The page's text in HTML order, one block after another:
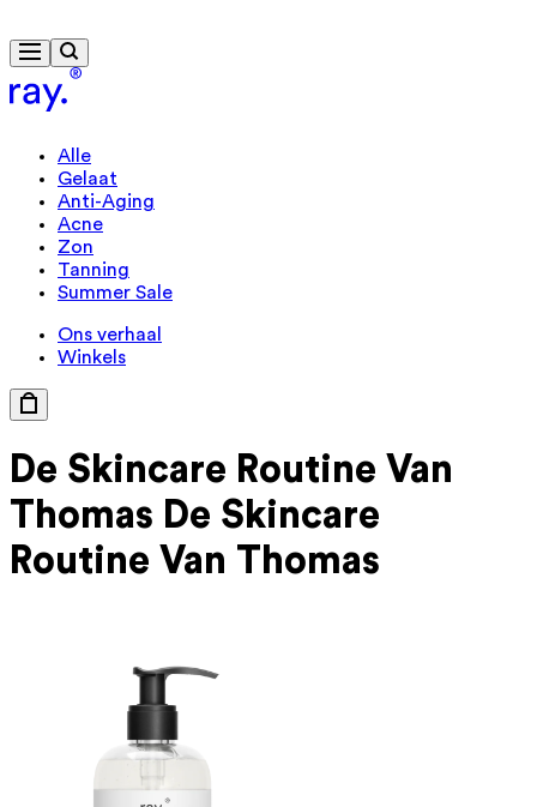
Alle
Gelaat
Anti-Aging
Acne
Zon
Tanning
Summer Sale
Ons verhaal
Winkels
De Skincare Routine Van
Thomas De Skincare
Routine Van Thomas